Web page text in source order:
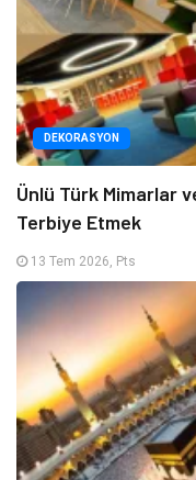
DEKORASYON
Ünlü Türk Mimarlar
Terbiye Etmek
13 Tem 2026, Pts